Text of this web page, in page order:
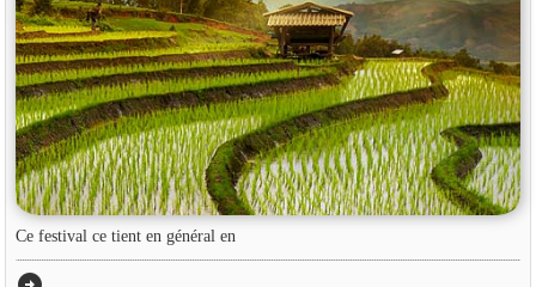
Ce festival ce tient en général en